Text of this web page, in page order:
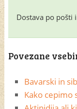
Dostava po pošti
Povezane
Bavarski in
Kako cepimo